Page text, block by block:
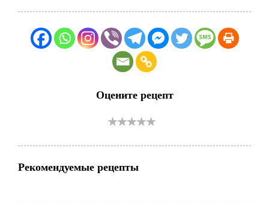
Оцените рецепт
Рекомендуемые рецепты